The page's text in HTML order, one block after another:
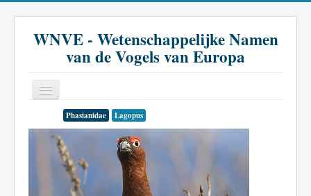
WNVE - Wetenschappelijke Namen
van de Vogels van Europa
Inleiding
Phasianidae Lagopus